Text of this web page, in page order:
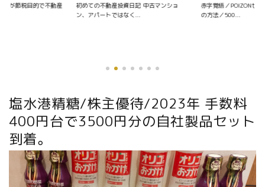
日記 中古マンショ
赤字覚悟／POIZONせどりの仕入れ〜販売
の方法／500...
塩水港精糖/株主優待/2023年 手数料
400円台で3500円分の自社製品セット
到着。